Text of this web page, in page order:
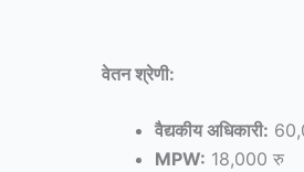
वेतन श्रेणी:
वैद्यकीय अधिकारी:
MPW: 18,000 रु